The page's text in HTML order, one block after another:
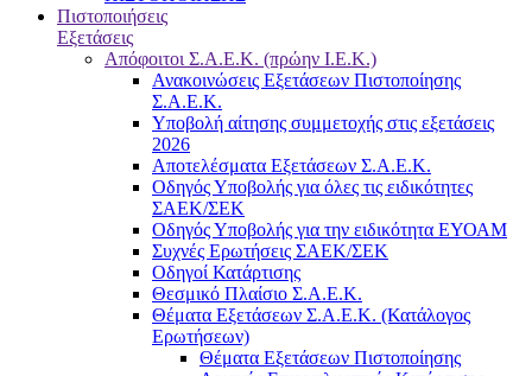
Πιστοποιήσεις
Εξετάσεις
Απόφοιτοι Σ.Α.Ε.Κ. (πρώην Ι.Ε.Κ.)
Ανακοινώσεις Εξετάσεων Πιστοποίησης
Σ.Α.Ε.Κ.
Υποβολή αίτησης συμμετοχής στις εξετάσεις
2026
Αποτελέσματα Εξετάσεων Σ.Α.Ε.Κ.
Οδηγός Υποβολής για όλες τις ειδικότητες
ΣΑΕΚ/ΣΕΚ
Οδηγός Υποβολής για την ειδικότητα ΕΥΟΑΜ
Συχνές Ερωτήσεις ΣΑΕΚ/ΣΕΚ
Οδηγοί Κατάρτισης
Θεσμικό Πλαίσιο Σ.Α.Ε.Κ.
Θέματα Εξετάσεων Σ.Α.Ε.Κ. (Κατάλογος
Ερωτήσεων)
Θέματα Εξετάσεων Πιστοποίησης